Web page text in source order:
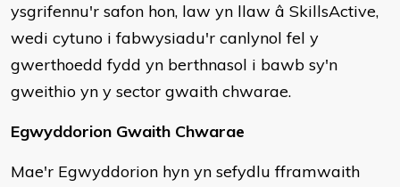
ysgrifennu'r safon hon, law yn llaw â SkillsActive,
wedi cytuno i fabwysiadu'r canlynol fel y
gwerthoedd fydd yn berthnasol i bawb sy'n
gweithio yn y sector gwaith chwarae.
Egwyddorion Gwaith Chwarae
Mae'r Egwyddorion hyn yn sefydlu fframwaith